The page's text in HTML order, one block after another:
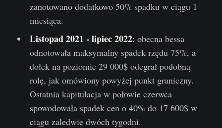
zanotowano dodatkowo 50% spadku w ciągu 1
miesiąca.
Listopad 2021 - lipiec 2022: obecna bessa
odnotowała maksymalny spadek rzędu 75%, a
dołek na poziomie 29 000$ odegrał podobną
rolę, jak omówiony powyżej punkt graniczny.
Ostatnia kapitulacja w połowie czerwca
spowodowała spadek cen o 40% do 17 600$ w
ciągu zaledwie dwóch tygodni.